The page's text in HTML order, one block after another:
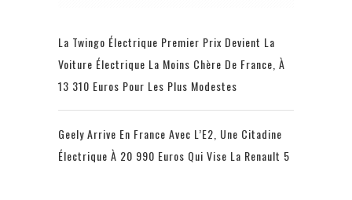
La Twingo Électrique Premier Prix Devient La
Voiture Électrique La Moins Chère De France, À
13 310 Euros Pour Les Plus Modestes
Geely Arrive En France Avec L’E2, Une Citadine
Électrique À 20 990 Euros Qui Vise La Renault 5